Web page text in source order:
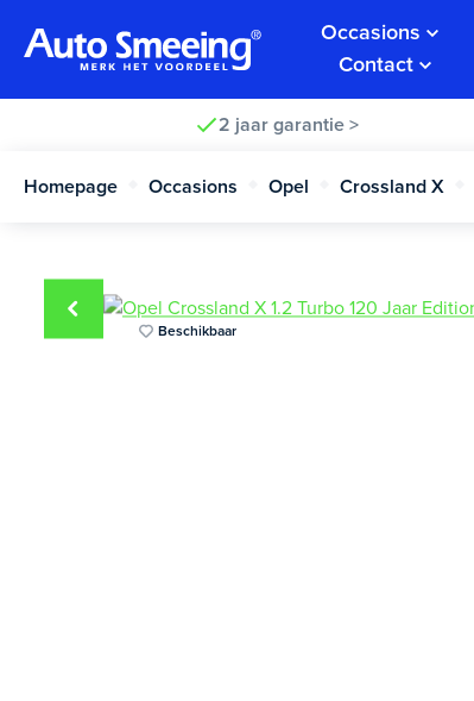
Occasions
Contact
2 jaar garantie >
Homepage Occasions Opel Crossland X
Beschikbaar